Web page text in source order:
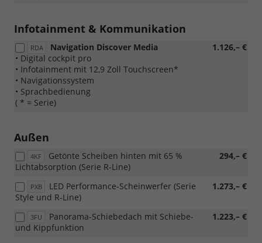
Infotainment & Kommunikation
RDA 1.126,– €
Navigation Discover Media
• Digital cockpit pro
• Infotainment mit 12,9 Zoll Touchscreen*
• Navigationssystem
• Sprachbedienung
( * = Serie)
Außen
4KF 294,– €
Getönte Scheiben hinten mit 65 %
Lichtabsorption (Serie R-Line)
PXB 1.273,– €
LED Performance-Scheinwerfer (Serie
Style und R-Line)
3FU 1.223,– €
Panorama-Schiebedach mit Schiebe-
und Kippfunktion